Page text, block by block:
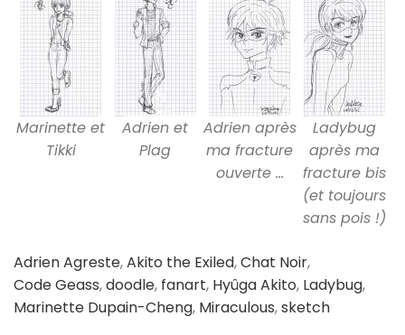
Marinette et
Tikki
Adrien et
Plag
Adrien après
ma fracture
ouverte …
Ladybug
après ma
fracture bis
(et toujours
sans pois !)
Adrien Agreste,Akito the Exiled,Chat Noir,
Code Geass,doodle, fanart, Hyûga Akito, Ladybug,
Marinette Dupain-Cheng, Miraculous,sketch